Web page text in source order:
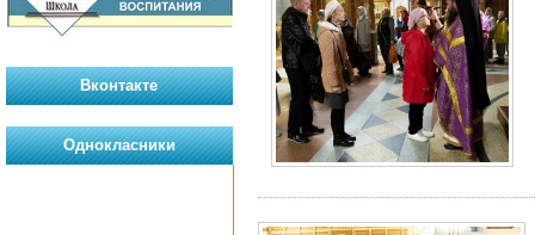
Вконтакте
Однокласники